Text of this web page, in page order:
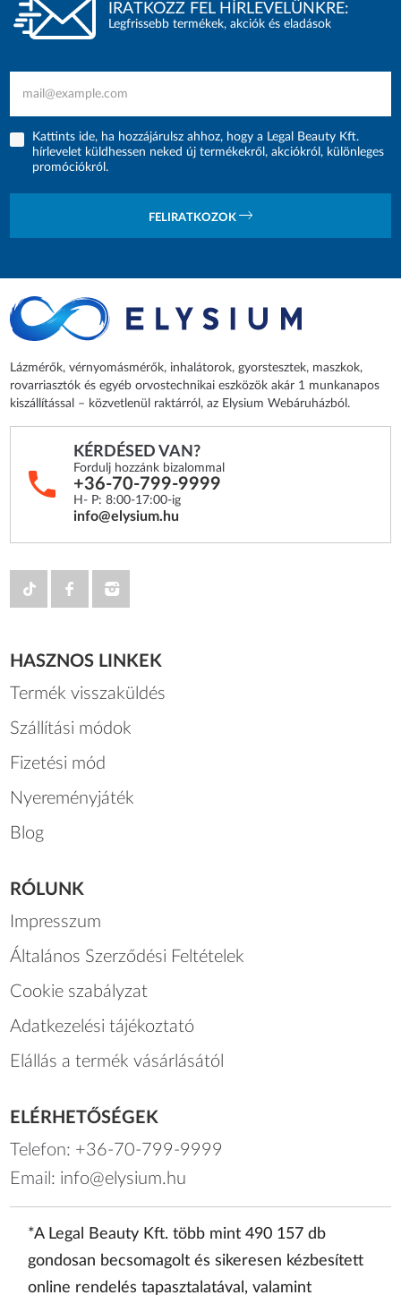
IRATKOZZ FEL HÍRLEVELÜNKRE:
Legfrissebb termékek, akciók és eladások
Kattints ide, ha hozzájárulsz ahhoz, hogy a Legal Beauty Kft.
hírlevelet küldhessen neked új termékekről, akciókról, különleges
promóciókról.
FELIRATKOZOK
Lázmérők, vérnyomásmérők, inhalátorok, gyorstesztek, maszkok,
rovarriasztók és egyéb orvostechnikai eszközök akár 1 munkanapos
kiszállítással – közvetlenül raktárról, az Elysium Webáruházból.
KÉRDÉSED VAN?
Fordulj hozzánk bizalommal
+36-70-799-9999
H- P: 8:00-17:00-ig
info@elysium.hu
HASZNOS LINKEK
Termék visszaküldés
Szállítási módok
Fizetési mód
Nyereményjáték
Blog
RÓLUNK
Impresszum
Általános Szerződési Feltételek
Cookie szabályzat
Adatkezelési tájékoztató
Elállás a termék vásárlásától
ELÉRHETŐSÉGEK
Telefon: +36-70-799-9999
Email: info@elysium.hu
*A Legal Beauty Kft. több mint 490 157 db
gondosan becsomagolt és sikeresen kézbesített
online rendelés tapasztalatával, valamint